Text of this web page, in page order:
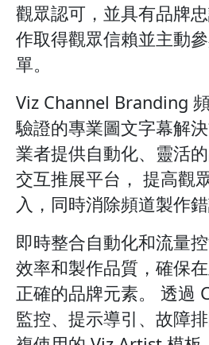
觀眾認可，並具有品牌
作取得觀眾信賴並主動
單。
Viz Channel Branding
驗證的專業圖文字幕解
業者提供自動化、靈活
交互推展平台， 提高觀
入，同時消除頻道製作錯
即時整合自動化和流量
效率和製作品質，確保
正確的品牌元素。 透過
監控、提示導引、故障